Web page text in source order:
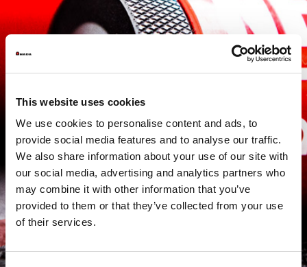
This website uses cookies
We use cookies to personalise content and ads, to
provide social media features and to analyse our traffic.
We also share information about your use of our site with
our social media, advertising and analytics partners who
may combine it with other information that you’ve
provided to them or that they’ve collected from your use
of their services.